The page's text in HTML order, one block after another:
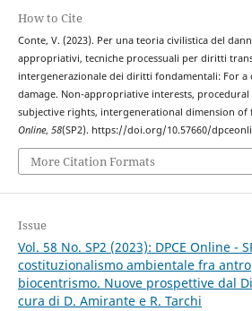
How to Cite
Conte, V. (2023). Per una teoria civilistica del
appropriativi, tecniche processuali per diritti
intergenerazionale dei diritti fondamentali: For a
damage. Non-appropriative interests,
subjective rights, intergenerational dimension of
Online, 58(SP2). https://doi.org/10.57660/
More Citation Formats
Issue
Vol. 58 No. SP2 (2023): DPCE Online -
costituzionalismo ambientale fra
biocentrismo. Nuove prospettive dal
cura di D. Amirante e R. Tarchi